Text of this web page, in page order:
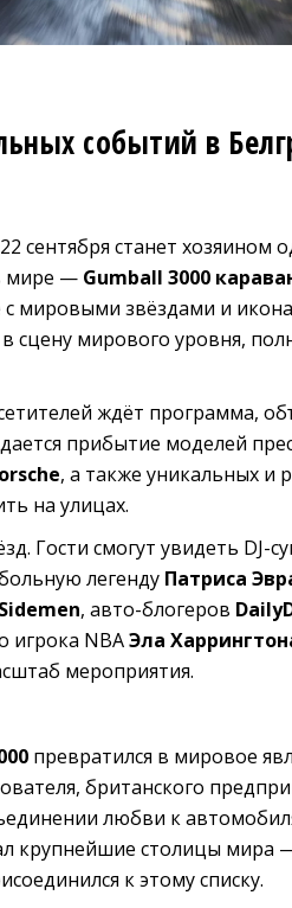
событий в
сентября станет хозяином
мире — Gumball 3000
мировыми звёздами и
сцену мирового уровня,
ждёт программа,
прибытие моделей
, а также уникальных и
на улицах.
Гости смогут увидеть DJ-
легенду Патриса
Sidemen, авто-блогеров
игрока NBAЭла
мероприятия.
превратился в мировое
британского
любви к
крупнейшие столицы
к этому списку.